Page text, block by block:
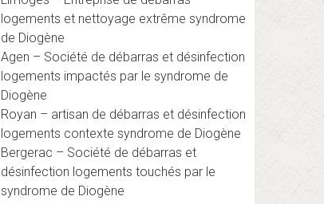
logements et nettoyage extrême syndrome
de Diogène
Agen – Société de débarras et désinfection
logements impactés par le syndrome de
Diogène
Royan – artisan de débarras et désinfection
logements contexte syndrome de Diogène
Bergerac – Société de débarras et
désinfection logements touchés par le
syndrome de Diogène